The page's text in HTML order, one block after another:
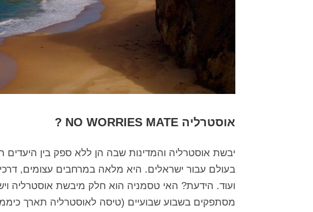
אוסטרליה NO WORRIES MATE ?
יבשת אוסטרליה והמדינות שבה הן ללא ספק בין היעדים
בעולם עבור ישראלים. היא מלאה במרחבים עצומים,
ועוד. הידעת? האי טסמניה הוא חלק מיבשת אוסטרליה
מסתפקים בשבוע שבועיים (טיסה לאוסטרליה תארך